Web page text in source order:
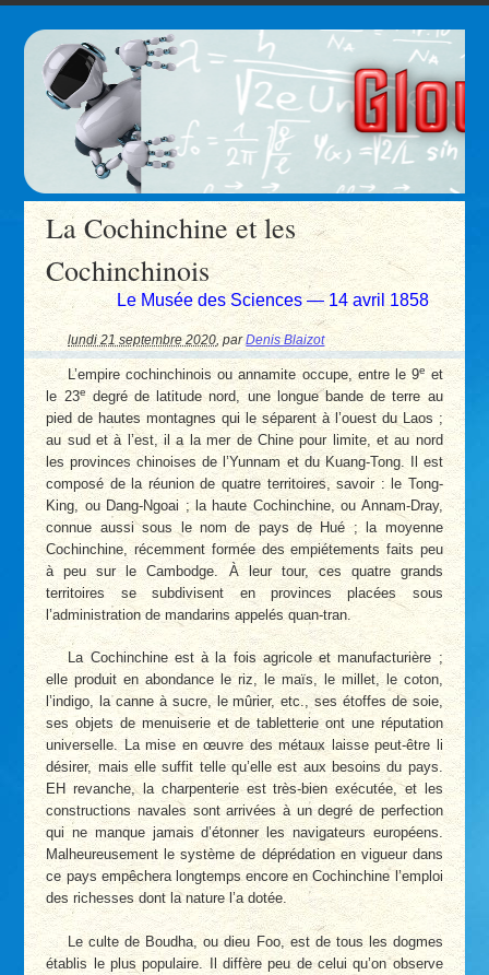
La Cochinchine et les
Cochinchinois
Le Musée des Sciences — 14 avril 1858
lundi 21 septembre 2020 ,parDenis Blaizot
L’empire cochinchinois ou annamite occupe, entre le 9e et
le 23edegré de latitude nord, une longue bande de terre au
pied de hautes montagnes qui le séparent à l’ouest du Laos ;
au sud et à l’est, il a la mer de Chine pour limite, et au nord
les provinces chinoises de l’Yunnam et du Kuang-Tong. Il est
composé de la réunion de quatre territoires, savoir : le Tong-
King, ou Dang-Ngoai ; la haute Cochinchine, ou Annam-Dray,
connue aussi sous le nom de pays de Hué ; la moyenne
Cochinchine, récemment formée des empiétements faits peu
à peu sur le Cambodge. À leur tour, ces quatre grands
territoires se subdivisent en provinces placées sous
l’administration de mandarins appelés quan-tran.
La Cochinchine est à la fois agricole et manufacturière ;
elle produit en abondance le riz, le maïs, le millet, le coton,
l’indigo, la canne à sucre, le mûrier, etc., ses étoffes de soie,
ses objets de menuiserie et de tabletterie ont une réputation
universelle. La mise en œuvre des métaux laisse peut-être li
désirer, mais elle suffit telle qu’elle est aux besoins du pays.
EH revanche, la charpenterie est très-bien exécutée, et les
constructions navales sont arrivées à un degré de perfection
qui ne manque jamais d’étonner les navigateurs européens.
Malheureusement le système de déprédation en vigueur dans
ce pays empêchera longtemps encore en Cochinchine l’emploi
des richesses dont la nature l’a dotée.
Le culte de Boudha, ou dieu Foo, est de tous les dogmes
établis le plus populaire. Il diffère peu de celui qu’on observe